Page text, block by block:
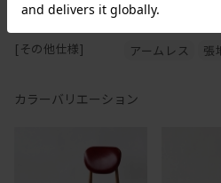
[張地]
合成皮革
[その他仕様]
アームレス 張
カラーバリエーション